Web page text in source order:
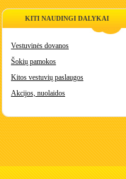
KITI NAUDINGI DALYKAI
Vestuvinės dovanos
Šokių pamokos
Kitos vestuvių paslaugos
Akcijos, nuolaidos